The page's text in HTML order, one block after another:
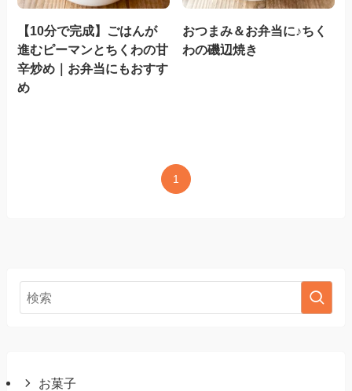
【10分で完成】ごはんが
進むピーマンとちくわの甘
辛炒め｜お弁当にもおすす
め
おつまみ＆お弁当に♪ちく
わの磯辺焼き
1
お菓子